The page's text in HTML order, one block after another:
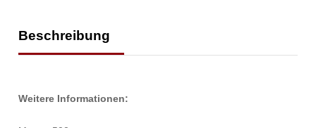
Beschreibung
Weitere Informationen: